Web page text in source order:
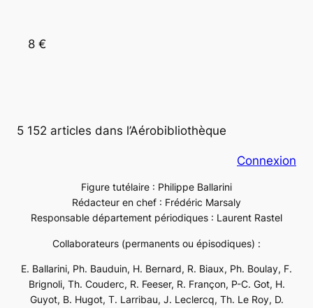
8 €
5 152 articles dans l’Aérobibliothèque
Connexion
Figure tutélaire : Philippe Ballarini
Rédacteur en chef : Frédéric Marsaly
Responsable département périodiques : Laurent Rastel
Collaborateurs (permanents ou épisodiques) :
E. Ballarini, Ph. Bauduin, H. Bernard, R. Biaux, Ph. Boulay, F.
Brignoli, Th. Couderc, R. Feeser, R. Françon, P-C. Got, H.
Guyot, B. Hugot, T. Larribau, J. Leclercq, Th. Le Roy, D.